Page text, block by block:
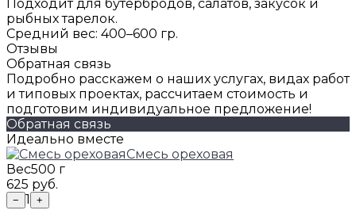
Подходит для бутербродов, салатов, закусок и
рыбных тарелок.
Средний вес: 400–600 гр.
Отзывы
Обратная связь
Подробно расскажем о наших услугах, видах работ
и типовых проектах, рассчитаем стоимость и
подготовим индивидуальное предложение!
Обратная связь
Идеально вместе
Смесь ореховая
Вес500 г
625 руб.
− 1 +